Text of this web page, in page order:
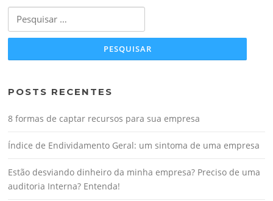
por:
POSTS RECENTES
8 formas de captar recursos para sua empresa
Índice de Endividamento Geral: um sintoma de uma empresa
Estão desviando dinheiro da minha empresa? Preciso de uma
auditoria Interna? Entenda!